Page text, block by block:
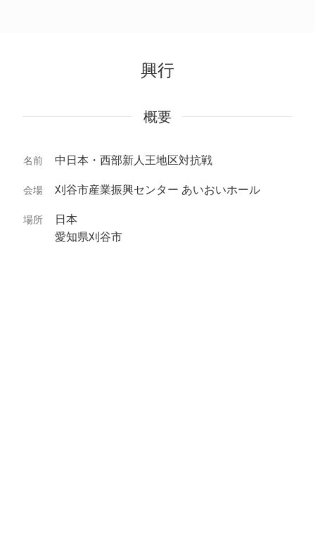
興行
概要
名前 中日本・西部新人王地区対抗戦
会場 刈谷市産業振興センター あいおいホール
場所
日本
愛知県刈谷市